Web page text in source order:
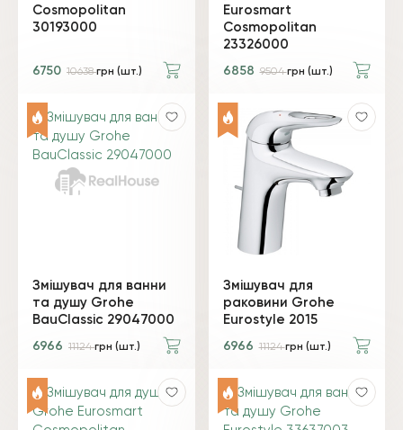
Cosmopolitan
30193000
6750 10638грн (шт.)
Eurosmart
Cosmopolitan
23326000
6858 9504грн (шт.)
Змішувач для ванни
та душу Grohe
BauClassic 29047000
6966 11124грн (шт.)
Змішувач для
раковини Grohe
Eurostyle 2015
6966 11124грн (шт.)